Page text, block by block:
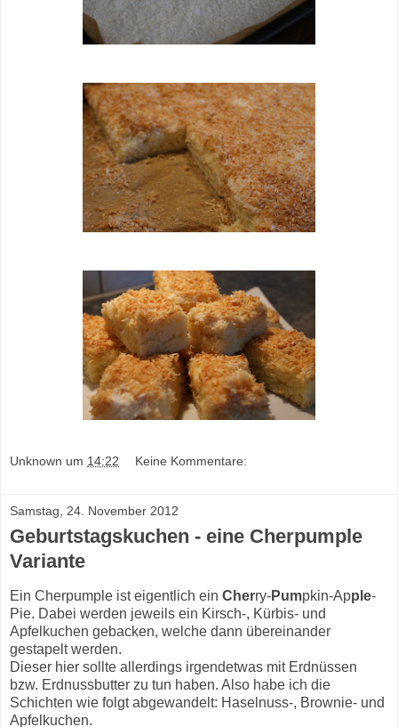
Unknown um 14:22 Keine Kommentare:
Samstag, 24. November 2012
Geburtstagskuchen - eine Cherpumple
Variante
Ein Cherpumple ist eigentlich ein Cherry-Pumpkin-Apple-
Pie. Dabei werden jeweils ein Kirsch-, Kürbis- und
Apfelkuchen gebacken, welche dann übereinander
gestapelt werden.
Dieser hier sollte allerdings irgendetwas mit Erdnüssen
bzw. Erdnussbutter zu tun haben. Also habe ich die
Schichten wie folgt abgewandelt: Haselnuss-, Brownie- und
Apfelkuchen.